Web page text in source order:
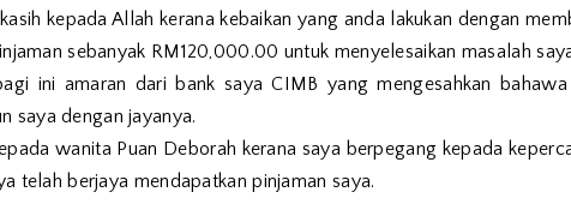
kepada Allah kerana kebaikan yang anda lakukan dengan
sebanyak RM120,000.00 untuk menyelesaikan masalah
ini amaran dari bank saya CIMB yang mengesahkan bahawa
saya dengan jayanya.
wanita Puan Deborah kerana saya berpegang kepada
telah berjaya mendapatkan pinjaman saya.